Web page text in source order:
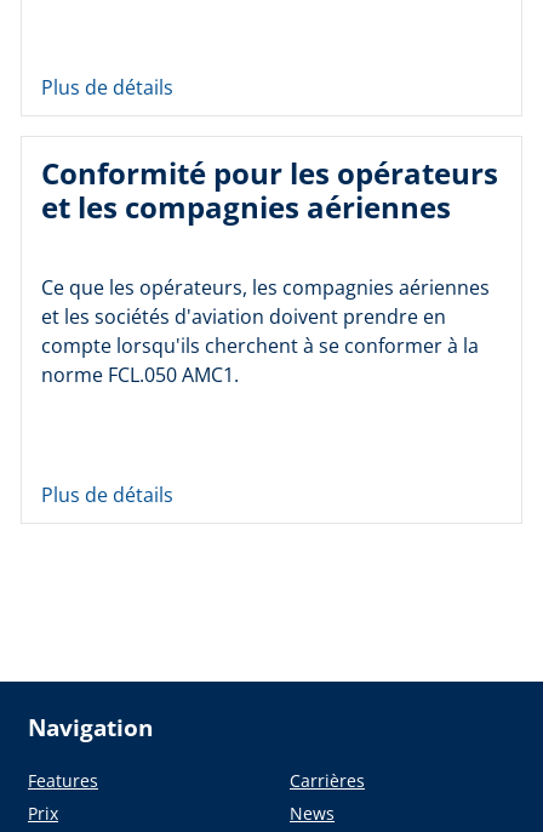
Plus de détails
Conformité pour les opérateurs
et les compagnies aériennes
Ce que les opérateurs, les compagnies aériennes
et les sociétés d'aviation doivent prendre en
compte lorsqu'ils cherchent à se conformer à la
norme FCL.050 AMC1.
Plus de détails
Navigation
Features
Prix
Carrières
News